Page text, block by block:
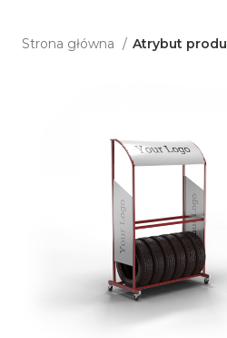
Strona główna Atrybut